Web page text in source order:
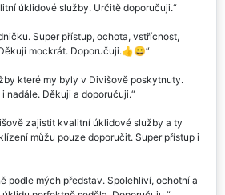
úklidové služby. Určitě doporučuji.
Super přístup, ochota, vstřícnost,
mockrát. Doporučuji.👍😀
které my byly v Divišově poskytnuty.
nadále. Děkuji a doporučuji.
zajistit kvalitní úklidové služby a ty
můžu pouze doporučit. Super přístup i
podle mých představ. Spolehliví, ochotní a